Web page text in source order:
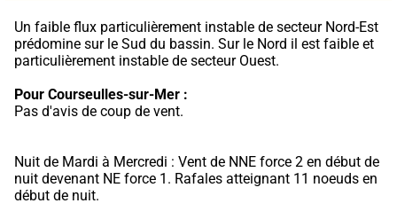
Un faible flux particulièrement instable de secteur Nord-Est
prédomine sur le Sud du bassin. Sur le Nord il est faible et
particulièrement instable de secteur Ouest.
Pour Courseulles-sur-Mer :
Pas d'avis de coup de vent.
Nuit de Mardi à Mercredi : Vent de NNE force 2 en début de
nuit devenant NE force 1. Rafales atteignant 11 noeuds en
début de nuit.